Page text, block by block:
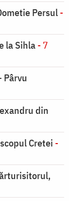
Persul-
la Sihla- 7
Pârvu
din
Cretei -